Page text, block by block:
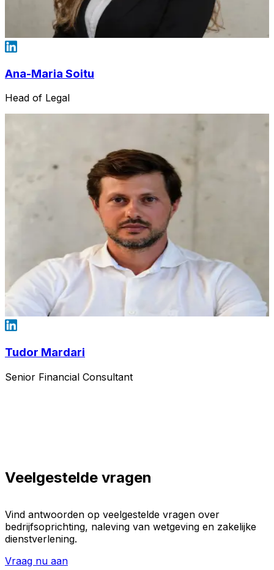
Ana-Maria Soitu
Head of Legal
Tudor Mardari
Senior Financial Consultant
Veelgestelde vragen
Vind antwoorden op veelgestelde vragen over
bedrijfsoprichting, naleving van wetgeving en zakelijke
dienstverlening.
Vraag nu aan